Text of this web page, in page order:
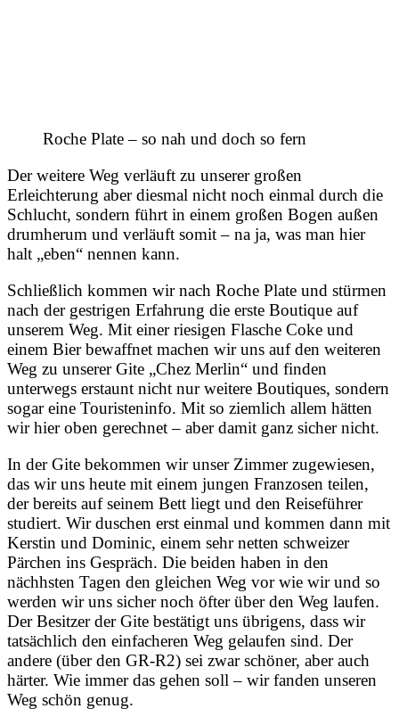
Roche Plate – so nah und doch so fern
Der weitere Weg verläuft zu unserer großen
Erleichterung aber diesmal nicht noch einmal durch die
Schlucht, sondern führt in einem großen Bogen außen
drumherum und verläuft somit – na ja, was man hier
halt „eben“ nennen kann.
Schließlich kommen wir nach Roche Plate und stürmen
nach der gestrigen Erfahrung die erste Boutique auf
unserem Weg. Mit einer riesigen Flasche Coke und
einem Bier bewaffnet machen wir uns auf den weiteren
Weg zu unserer Gite „Chez Merlin“ und finden
unterwegs erstaunt nicht nur weitere Boutiques, sondern
sogar eine Touristeninfo. Mit so ziemlich allem hätten
wir hier oben gerechnet – aber damit ganz sicher nicht.
In der Gite bekommen wir unser Zimmer zugewiesen,
das wir uns heute mit einem jungen Franzosen teilen,
der bereits auf seinem Bett liegt und den Reiseführer
studiert. Wir duschen erst einmal und kommen dann mit
Kerstin und Dominic, einem sehr netten schweizer
Pärchen ins Gespräch. Die beiden haben in den
nächhsten Tagen den gleichen Weg vor wie wir und so
werden wir uns sicher noch öfter über den Weg laufen.
Der Besitzer der Gite bestätigt uns übrigens, dass wir
tatsächlich den einfacheren Weg gelaufen sind. Der
andere (über den GR-R2) sei zwar schöner, aber auch
härter. Wie immer das gehen soll – wir fanden unseren
Weg schön genug.